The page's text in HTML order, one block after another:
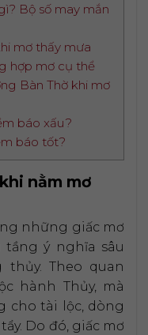
Bộ số may mắn
mơ thấy mưa
hợp mơ cụ thể
Bàn Thờ khi mơ
báo xấu?
báo tốt?
nằm mơ
những giấc mơ
ý nghĩa sâu
Theo quan
hành Thủy, mà
cho tài lộc, dòng
Do đó, giấc mơ